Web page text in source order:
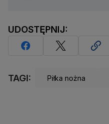
UDOSTĘPNIJ:
TAGI: Piłka nożna